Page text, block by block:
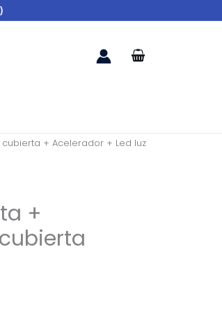
+ Acelerador + Led luz
+